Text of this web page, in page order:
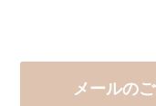
メールの